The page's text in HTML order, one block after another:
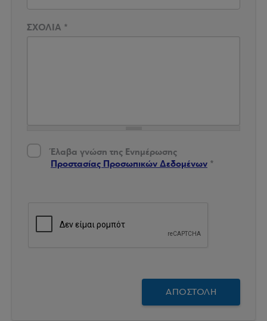
ΣΧΟΛΙΑ *
Έλαβα γνώση της Ενημέρωσης Προστασίας Δεδομένων
Έλαβα γνώση της Ενημέρωσης
Προστασίας Προσωπικών Δεδομένων *